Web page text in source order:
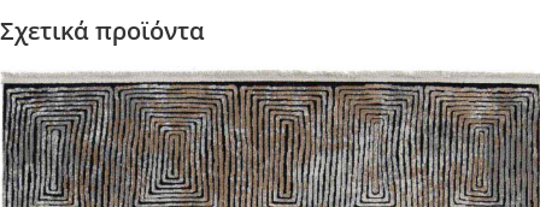
Σχετικά προϊόντα